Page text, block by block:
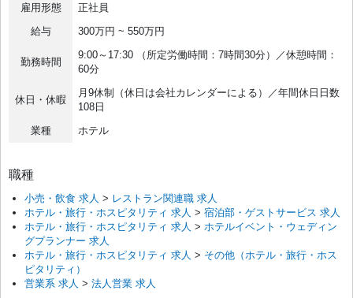
雇用形態
正社員
給与
300万円 ~ 550万円
勤務時間
9:00～17:30 （所定労働時間：7時間30分）／休憩時間：
60分
休日・休暇
月9休制（休日は会社カレンダーによる）／年間休日日数
108日
業種
ホテル
職種
小売・飲食 求人 > レストラン関連職 求人
ホテル・旅行・ホスピタリティ 求人 > 宿泊部・ゲストサービス 求人
ホテル・旅行・ホスピタリティ 求人 > ホテルイベント・ウェディン
グプランナー 求人
ホテル・旅行・ホスピタリティ 求人 > その他（ホテル・旅行・ホス
ピタリティ）
営業系 求人 > 法人営業 求人